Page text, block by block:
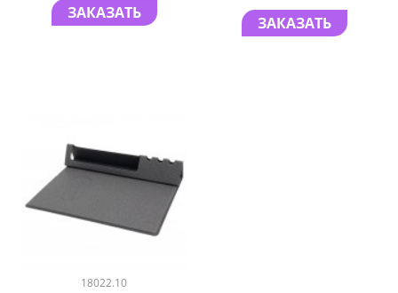
ЗАКАЗАТЬ
ЗАКАЗАТЬ
18022.10